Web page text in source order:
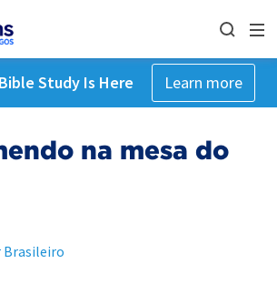
Study Is Here Learn more
na mesa do
Brasileiro